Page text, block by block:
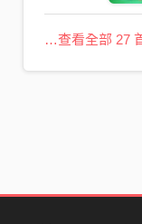
…查看全部 27